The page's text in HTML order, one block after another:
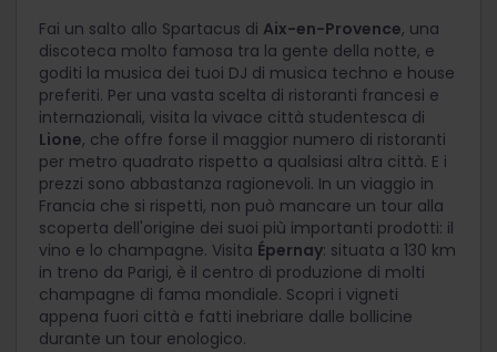
Fai un salto allo Spartacus di Aix-en-Provence, una
discoteca molto famosa tra la gente della notte, e
goditi la musica dei tuoi DJ di musica techno e house
preferiti. Per una vasta scelta di ristoranti francesi e
internazionali, visita la vivace città studentesca di
Lione, che offre forse il maggior numero di ristoranti
per metro quadrato rispetto a qualsiasi altra città. E i
prezzi sono abbastanza ragionevoli. In un viaggio in
Francia che si rispetti, non può mancare un tour alla
scoperta dell'origine dei suoi più importanti prodotti: il
vino e lo champagne. Visita Épernay: situata a 130 km
in treno da Parigi, è il centro di produzione di molti
champagne di fama mondiale. Scopri i vigneti
appena fuori città e fatti inebriare dalle bollicine
durante un tour enologico.